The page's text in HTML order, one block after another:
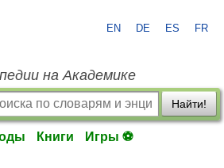
EN DE ES FR
на Академике
Найти!
Книги Игры ⚽